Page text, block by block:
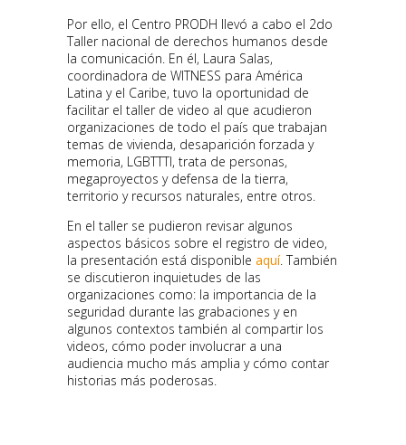
Por ello, el Centro PRODH llevó a cabo el 2do
Taller nacional de derechos humanos desde
la comunicación. En él, Laura Salas,
coordinadora de WITNESS para América
Latina y el Caribe, tuvo la oportunidad de
facilitar el taller de video al que acudieron
organizaciones de todo el país que trabajan
temas de vivienda, desaparición forzada y
memoria, LGBTTTI, trata de personas,
megaproyectos y defensa de la tierra,
territorio y recursos naturales, entre otros.
En el taller se pudieron revisar algunos
aspectos básicos sobre el registro de video,
la presentación está disponible aquí. También
se discutieron inquietudes de las
organizaciones como: la importancia de la
seguridad durante las grabaciones y en
algunos contextos también al compartir los
videos, cómo poder involucrar a una
audiencia mucho más amplia y cómo contar
historias más poderosas.